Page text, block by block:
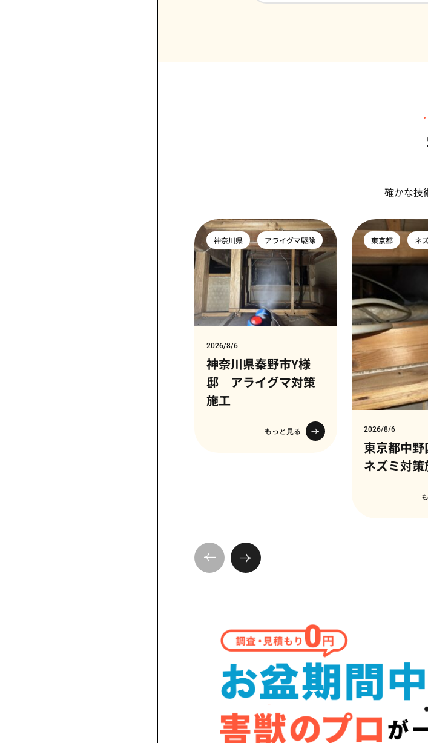
確かな技
神奈川県 アライグマ駆除
2026/8/6
神奈川県秦野市Y様
邸 アライグマ対策
施工
もっと見る
東京都 ネ
2026/8/6
東京都中
ネズミ対策